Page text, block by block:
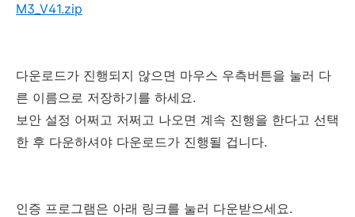
M3_V41.zip
다운로드가 진행되지 않으면 마우스 우측버튼을 눌러 다
른 이름으로 저장하기를 하세요.
보안 설정 어쩌고 저쩌고 나오면 계속 진행을 한다고 선택
한 후 다운하셔야 다운로드가 진행될 겁니다.
인증 프로그램은 아래 링크를 눌러 다운받으세요.